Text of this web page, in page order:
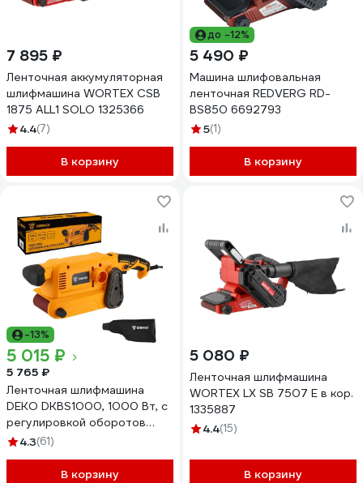
7 895 ₽
Ленточная аккумуляторная
шлифмашина WORTEX CSB
1875 ALL1 SOLO 1325366
4.4(7)
В корзину
до -12%
5 490 ₽
Машина шлифовальная
ленточная REDVERG RD-
BS850 6692793
5(1)
В корзину
-13%
5 015 ₽
5 765 ₽
Ленточная шлифмашина
DEKO DKBS1000, 1000 Вт, с
регулировкой оборотов
063-4353
4.3(61)
В корзину
5 080 ₽
Ленточная шлифмашина
WORTEX LX SB 7507 E в кор.
1335887
4.4(15)
В корзину